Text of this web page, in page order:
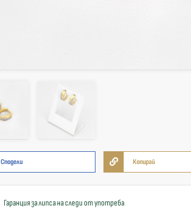
Сподели Копирай
Гаранция за липса на следи от употреба